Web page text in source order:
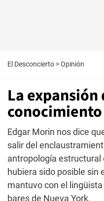
El Desconcierto >Opinión
La
conocimiento
Edgar Morin nos dice
salir del
antropología estructural
hubiera sido posible sin
mantuvo con el
bares de Nueva York.